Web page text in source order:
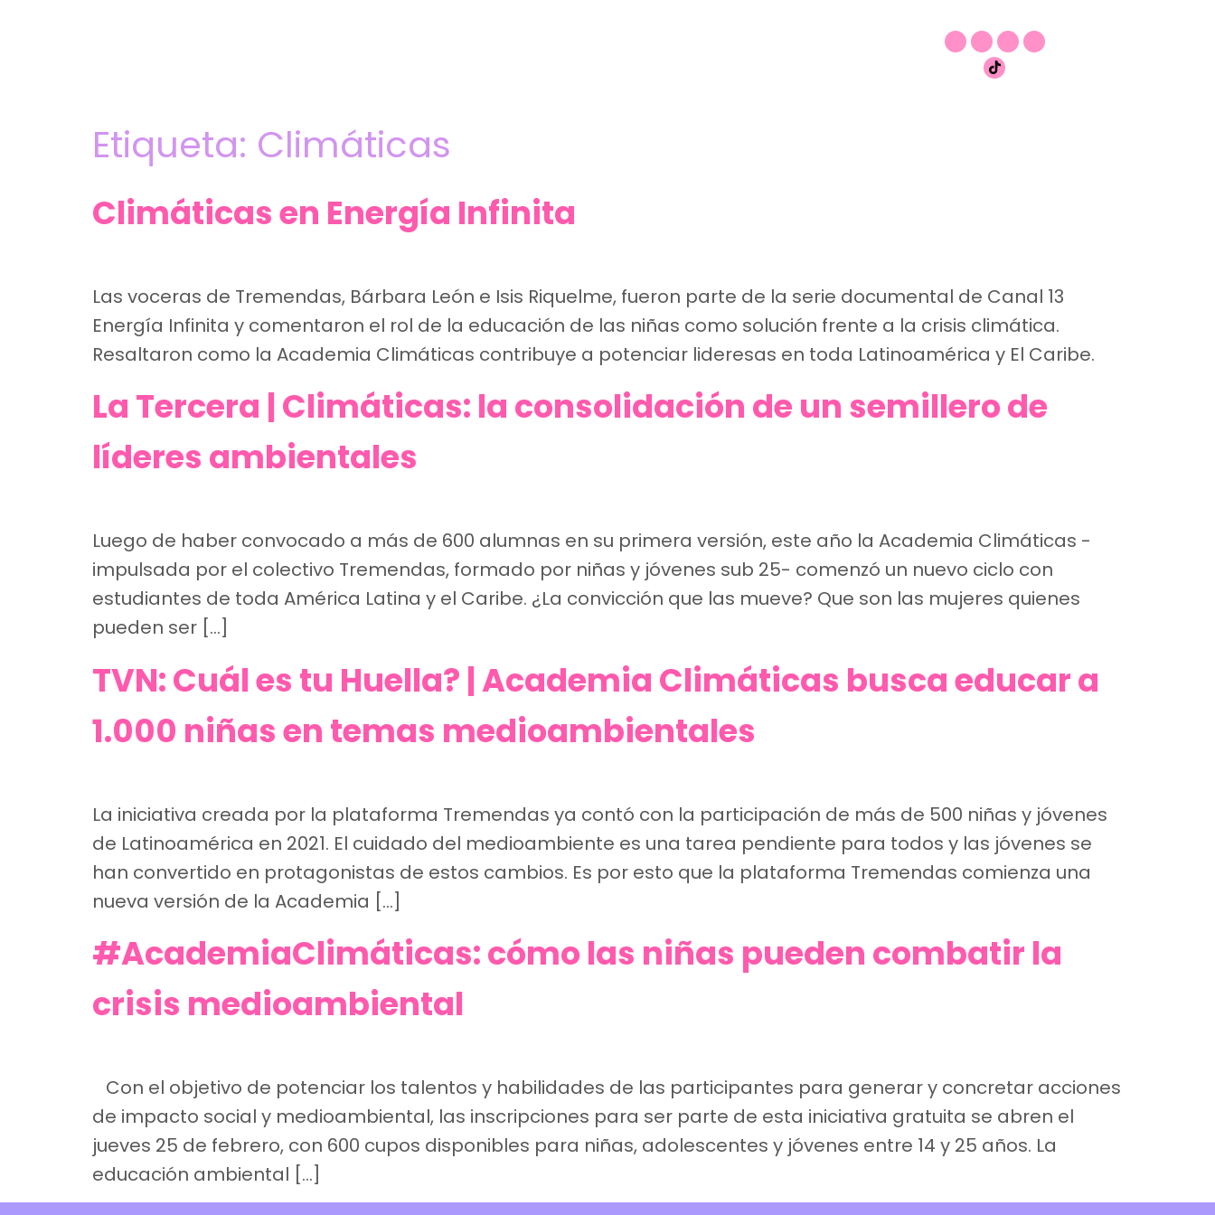
Etiqueta: Climáticas
Climáticas en Energía Infinita
Las voceras de Tremendas, Bárbara León e Isis Riquelme, fueron parte de la serie documental de Canal 13
Energía Infinita y comentaron el rol de la educación de las niñas como solución frente a la crisis climática.
Resaltaron como la Academia Climáticas contribuye a potenciar lideresas en toda Latinoamérica y El Caribe.
La Tercera | Climáticas: la consolidación de un semillero de
líderes ambientales
Luego de haber convocado a más de 600 alumnas en su primera versión, este año la Academia Climáticas -
impulsada por el colectivo Tremendas, formado por niñas y jóvenes sub 25- comenzó un nuevo ciclo con
estudiantes de toda América Latina y el Caribe. ¿La convicción que las mueve? Que son las mujeres quienes
pueden ser […]
TVN: Cuál es tu Huella? | Academia Climáticas busca educar a
1.000 niñas en temas medioambientales
La iniciativa creada por la plataforma Tremendas ya contó con la participación de más de 500 niñas y jóvenes
de Latinoamérica en 2021. El cuidado del medioambiente es una tarea pendiente para todos y las jóvenes se
han convertido en protagonistas de estos cambios. Es por esto que la plataforma Tremendas comienza una
nueva versión de la Academia […]
#AcademiaClimáticas: cómo las niñas pueden combatir la
crisis medioambiental
Con el objetivo de potenciar los talentos y habilidades de las participantes para generar y concretar acciones
de impacto social y medioambiental, las inscripciones para ser parte de esta iniciativa gratuita se abren el
jueves 25 de febrero, con 600 cupos disponibles para niñas, adolescentes y jóvenes entre 14 y 25 años. La
educación ambiental […]